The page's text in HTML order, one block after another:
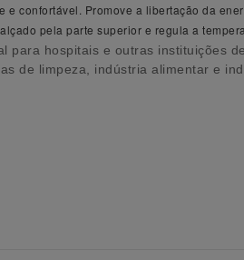
e confortável. Promove a libertação da
pela parte superior e regula a
para hospitais e outras instituições
de limpeza, indústria alimentar e